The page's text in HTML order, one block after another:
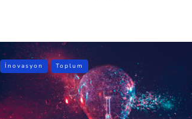
İnovasyon Toplum